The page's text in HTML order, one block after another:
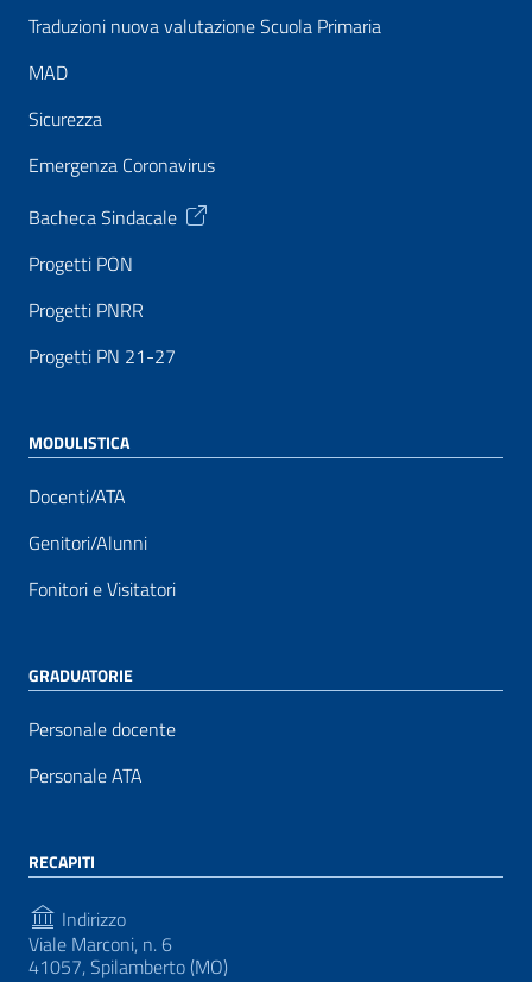
Traduzioni nuova valutazione Scuola Primaria
MAD
Sicurezza
Emergenza Coronavirus
Bacheca Sindacale
Progetti PON
Progetti PNRR
Progetti PN 21-27
MODULISTICA
Docenti/ATA
Genitori/Alunni
Fonitori e Visitatori
GRADUATORIE
Personale docente
Personale ATA
RECAPITI
Indirizzo
Viale Marconi, n. 6
41057, Spilamberto (MO)